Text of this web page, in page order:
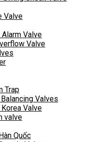
Valve
Valve
Valve
Trap
Valves
Valve
valve
Quốc